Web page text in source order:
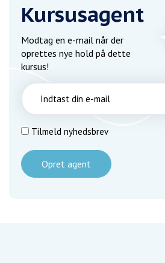
Kursusagent
Modtag en e-mail når der
oprettes nye hold på dette
kursus!
Tilmeld nyhedsbrev
Opret agent